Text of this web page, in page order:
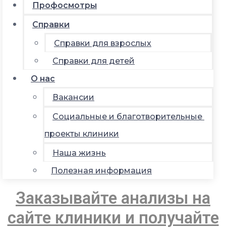
Профосмотры
Справки
Справки для взрослых
Справки для детей
О нас
Вакансии
Социальные и благотворительные
проекты клиники
Наша жизнь
Полезная информация
Заказывайте анализы на
сайте клиники и получайте